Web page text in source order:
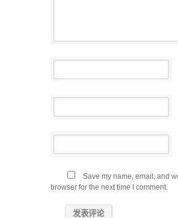
Save my name, email, and
browser for the next time I comment.